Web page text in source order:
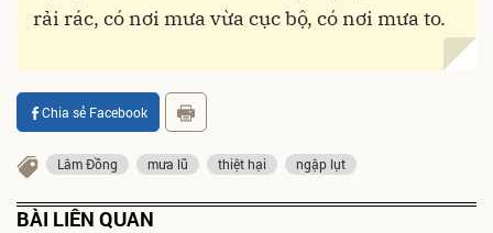
rải rác, có nơi mưa vừa cục bộ, có nơi mưa to.
Chia sẻ Facebook
Lâm Đồng mưa lũ thiệt hại ngập lụt
BÀI LIÊN QUAN